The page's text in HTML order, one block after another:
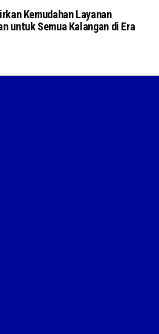
Kemudahan Layanan
untuk Semua Kalangan di Era